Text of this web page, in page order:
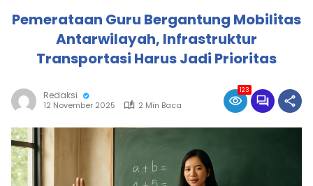
Pemerataan Guru Bergantung Mobilitas
Antarwilayah, Infrastruktur
Transportasi Harus Jadi Prioritas
Redaksi
12 November 2025 2 Min Baca
123